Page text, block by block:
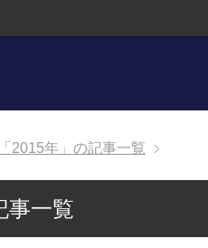
「2015年」の記事一覧
事一覧